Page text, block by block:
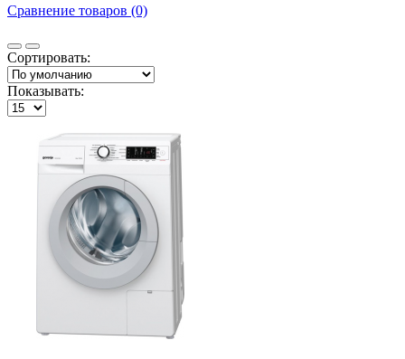
Сравнение товаров (0)
Сортировать:
Показывать: